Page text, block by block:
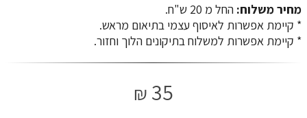
מחיר משלוח: החל מ 20 ש"ח.
​​​​​​​* קיימת אפשרות לאיסוף עצמי בתיאום מראש.
* קיימת אפשרות למשלוח בתיקונים הלוך וחזור.
35
₪